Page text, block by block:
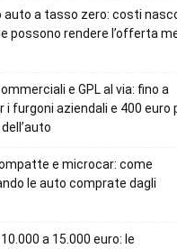
auto a tasso zero: costi
possono rendere l’offerta
e GPL al via: fino a
i furgoni aziendali e 400 euro
e microcar: come
le auto comprate dagli
a 15.000 euro: le